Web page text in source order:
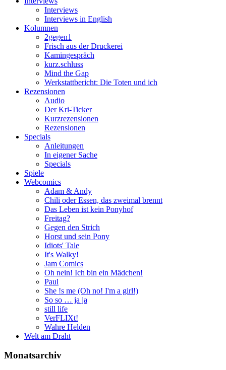
Interviews
Interviews in English
Kolumnen
2gegen1
Frisch aus der Druckerei
Kamingespräch
kurz.schluss
Mind the Gap
Werkstattbericht: Die Toten und ich
Rezensionen
Audio
Der Kri-Ticker
Kurzrezensionen
Rezensionen
Specials
Anleitungen
In eigener Sache
Specials
Spiele
Webcomics
Adam & Andy
Chili oder Essen, das zweimal brennt
Das Leben ist kein Ponyhof
Freitag?
Gegen den Strich
Horst und sein Pony
Idiots' Tale
It's Walky!
Jam Comics
Oh nein! Ich bin ein Mädchen!
Paul
She !s me (Oh no! I'm a girl!)
So so … ja ja
still life
VerFLIXt!
Wahre Helden
Welt am Draht
Monatsarchiv